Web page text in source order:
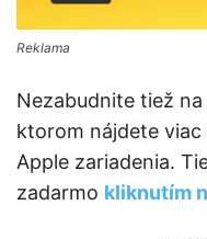
Reklama
Nezabudnite tiež na
ktorom nájdete
Apple zariadenia.
zadarmo kliknutím